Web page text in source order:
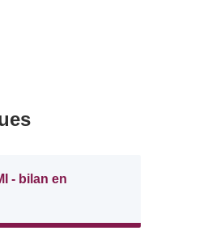
- bilan en